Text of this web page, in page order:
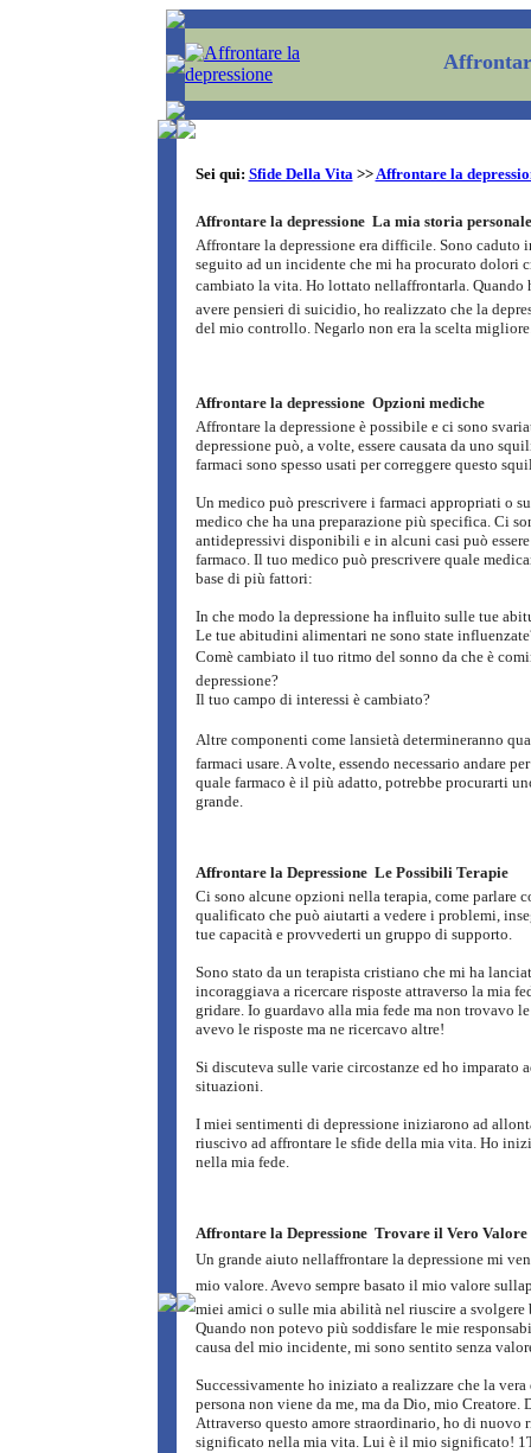
Sei qui: Sfide Della Vita>>Affrontare la
Affrontare la depressione  La mia storia personale
Affrontare la depressione era difficile. Sono caduto
seguito ad un incidente che mi ha procurato dolori
cambiato la vita. Ho lottato nellaffrontarla. Quando
avere pensieri di suicidio, ho realizzato che la
del mio controllo. Negarlo non era la scelta
Affrontare la depressione  Opzioni mediche
Affrontare la depressione è possibile e ci sono
depressione può, a volte, essere causata da uno
farmaci sono spesso usati per correggere questo
Un medico può prescrivere i farmaci appropriati o
medico che ha una preparazione più specifica. Ci
antidepressivi disponibili e in alcuni casi può
farmaco. Il tuo medico può prescrivere quale
base di più fattori:
In che modo la depressione ha influito sulle tue
Le tue abitudini alimentari ne sono state
Comè cambiato il tuo ritmo del sonno da che è
depressione?
Il tuo campo di interessi è cambiato?
Altre componenti come lansietà determineranno
farmaci usare. A volte, essendo necessario andare
quale farmaco è il più adatto, potrebbe procurarti
grande.
Affrontare la Depressione  Le Possibili Terapie
Ci sono alcune opzioni nella terapia, come parlare
qualificato che può aiutarti a vedere i problemi,
tue capacità e provvederti un gruppo di supporto.
Sono stato da un terapista cristiano che mi ha
incoraggiava a ricercare risposte attraverso la mia
gridare. Io guardavo alla mia fede ma non trovavo
avevo le risposte ma ne ricercavo altre!
Si discuteva sulle varie circostanze ed ho imparato
situazioni.
I miei sentimenti di depressione iniziarono ad
riuscivo ad affrontare le sfide della mia vita. Ho
nella mia fede.
Affrontare la Depressione  Trovare il Vero Valore
Un grande aiuto nellaffrontare la depressione mi
mio valore. Avevo sempre basato il mio valore
miei amici o sulle mia abilità nel riuscire a svolgere
Quando non potevo più soddisfare le mie
causa del mio incidente, mi sono sentito senza
Successivamente ho iniziato a realizzare che la
persona non viene da me, ma da Dio, mio Creatore.
Attraverso questo amore straordinario, ho di nuovo
significato nella mia vita. Lui è il mio significato!